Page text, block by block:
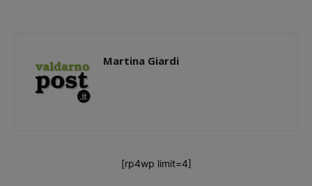
Martina Giardi
[rp4wp limit=4]